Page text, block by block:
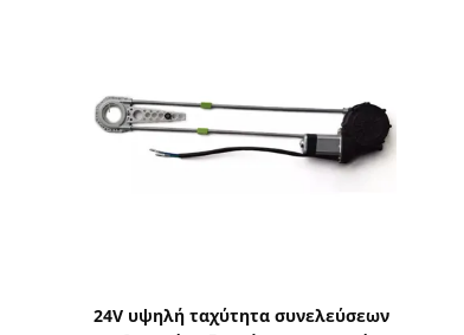
24V υψηλή ταχύτητα συνελεύσεων